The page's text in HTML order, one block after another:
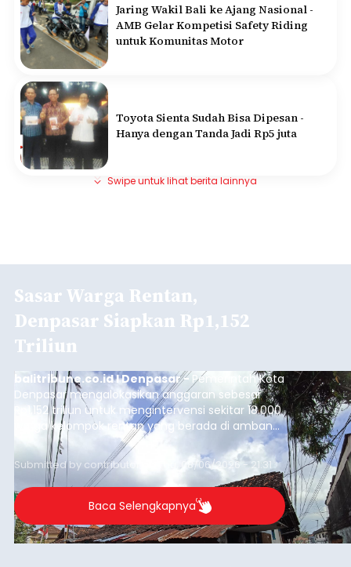
Jaring Wakil Bali ke Ajang Nasional -
AMB Gelar Kompetisi Safety Riding
untuk Komunitas Motor
Toyota Sienta Sudah Bisa Dipesan -
Hanya dengan Tanda Jadi Rp5 juta
Swipe untuk lihat berita lainnya
Sasar Warga Rentan,
Denpasar Siapkan Rp1,152
Triliun
balitribune.co.id I Denpasar - Pemerintah Kota
Denpasar mengalokasikan anggaran sebesar
Rp1,152 triliun untuk mengintervensi sekitar 18.000
warga kelompok rentan yang berada di ambang
garis kemiskinan. Langkah strategis ini diambil
guna menjaga masyarakat yang berada pada
kelompok desil 5 dan 6 tersebut agar tidak
merosot ke kategori miskin.
Submitted by contributor Thu, 08/06/2026 - 21:31
Baca Selengkapnya